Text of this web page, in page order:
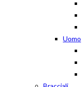
Uomo